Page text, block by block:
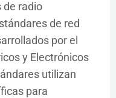
de radio
de red
por el
y Electrónicos
utilizan
para